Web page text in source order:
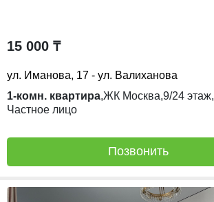
15 000 ₸
ул. Иманова, 17 - ул. Валиханова
1-комн. квартира,ЖК Москва,9/24 этаж,
Частное лицо
Позвонить